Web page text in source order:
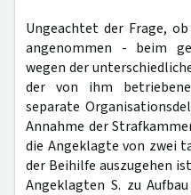
Ungeachtet der Frage,
angenommen - beim
wegen der
der von ihm
separate
Annahme der
die Angeklagte von zwei
der Beihilfe auszugehen
Angeklagten S. zu